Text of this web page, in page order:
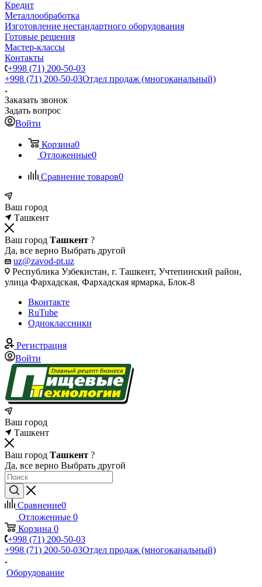
Кредит
Металлообработка
Изготовление нестандартного оборудования
Готовые решения
Мастер-классы
Контакты
+998 (71) 200-50-03
+998 (71) 200-50-03Отдел продаж (многоканальный)
Заказать звонок
Задать вопрос
Войти
Корзина0
Отложенные0
Сравнение товаров0
Ваш город
Ташкент
Ваш город Ташкент ?
Да, все верно Выбрать другой
uz@zavod-pt.uz
Республика Узбекистан, г. Ташкент, Учтепинский район,
улица Фархадская, Фархадская ярмарка, Блок-8
Вконтакте
RuTube
Одноклассники
Регистрация
Войти
Ваш город
Ташкент
Ваш город Ташкент ?
Да, все верно Выбрать другой
Сравнение0
Отложенные 0
Корзина 0
+998 (71) 200-50-03
+998 (71) 200-50-03Отдел продаж (многоканальный)
Оборудование